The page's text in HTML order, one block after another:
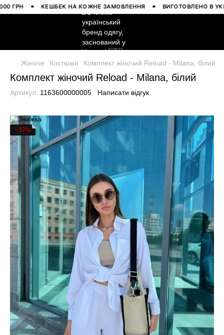
КЕШБЕК НА КОЖНЕ ЗАМОВЛЕННЯ ВИГОТОВЛЕНО В УКРАЇНІ
Жіноче Костюми Комплект жіночий Reload - Milana, білий
Комплект жіночий Reload - Milana, білий
Артикул: 1163600000005 Написати відгук
−37%